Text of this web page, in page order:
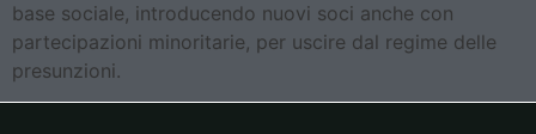
base sociale, introducendo nuovi soci anche con
partecipazioni minoritarie, per uscire dal regime delle
presunzioni.